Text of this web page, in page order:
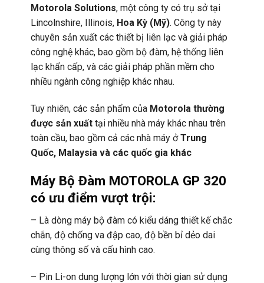
Motorola Solutions, một công ty có trụ sở tại
Lincolnshire, Illinois, Hoa Kỳ (Mỹ). Công ty này
chuyên sản xuất các thiết bị liên lạc và giải pháp
công nghệ khác, bao gồm bộ đàm, hệ thống liên
lạc khẩn cấp, và các giải pháp phần mềm cho
nhiều ngành công nghiệp khác nhau.
Tuy nhiên, các sản phẩm của Motorola thường
được sản xuấttại nhiều nhà máy khác nhau trên
toàn cầu, bao gồm cả các nhà máy ởTrung
Quốc, Malaysia và các quốc gia khác
Máy Bộ Đàm MOTOROLA GP 320
có ưu điểm vượt trội:
– Là dòng máy bộ đàm có kiểu dáng thiết kế chắc
chắn, độ chống va đập cao, độ bền bỉ dẻo dai
cùng thông số và cấu hình cao.
– Pin Li-on dung lượng lớn với thời gian sử dụng